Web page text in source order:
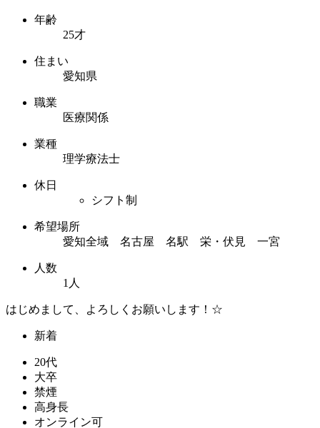
年齢
25才
住まい
愛知県
職業
医療関係
業種
理学療法士
休日
シフト制
希望場所
愛知全域 名古屋 名駅 栄・伏見 一宮
人数
1人
はじめまして、よろしくお願いします！☆
新着
20代
大卒
禁煙
高身長
オンライン可